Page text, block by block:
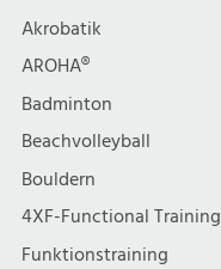
Akrobatik
AROHA®
Badminton
Beachvolleyball
Bouldern
4XF-Functional Training
Funktionstraining